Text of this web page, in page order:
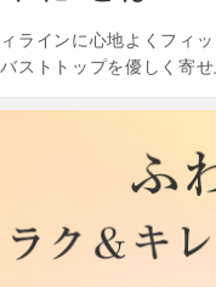
ラインに心地よくフィ
ストトップを優しく寄